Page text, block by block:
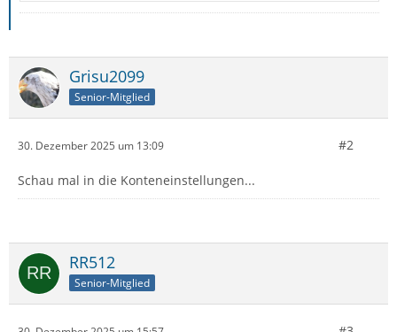
Grisu2099
Senior-Mitglied
30. Dezember 2025 um 13:09 #2
Schau mal in die Konteneinstellungen...
RR512
Senior-Mitglied